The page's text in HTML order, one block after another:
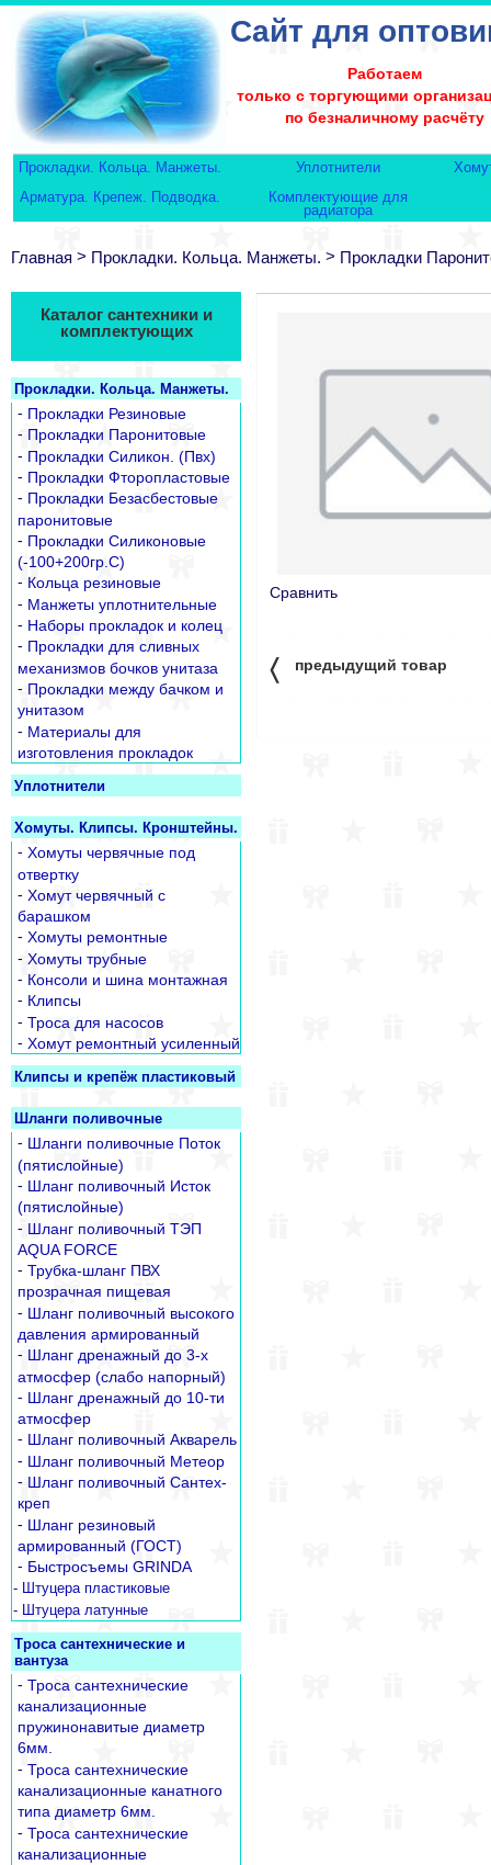
Сайт для
Работаем
только с торгующими
по безналичному расчёту
Прокладки. Кольца. Манжеты. Уплотнители
Арматура. Крепеж. Подводка.
Комплектующие для
радиатора
Главная > Прокладки. Кольца. Манжеты. > Прокладки
Сравнить
〈 предыдущий товар
Каталог сантехники и
комплектующих
Прокладки. Кольца. Манжеты.
- Прокладки Резиновые
- Прокладки Паронитовые
- Прокладки Силикон. (Пвх)
- Прокладки Фторопластовые
- Прокладки Безасбестовые
паронитовые
- Прокладки Силиконовые
(-100+200гр.С)
- Кольца резиновые
- Манжеты уплотнительные
- Наборы прокладок и колец
- Прокладки для сливных
механизмов бочков унитаза
- Прокладки между бачком и
унитазом
- Материалы для
изготовления прокладок
Уплотнители
Хомуты. Клипсы. Кронштейны.
- Хомуты червячные под
отвертку
- Хомут червячный с
барашком
- Хомуты ремонтные
- Хомуты трубные
- Консоли и шина монтажная
- Клипсы
- Троса для насосов
- Хомут ремонтный усиленный
Клипсы и крепёж пластиковый
Шланги поливочные
- Шланги поливочные Поток
(пятислойные)
- Шланг поливочный Исток
(пятислойные)
- Шланг поливочный ТЭП
AQUA FORCE
- Трубка-шланг ПВХ
прозрачная пищевая
- Шланг поливочный высокого
давления армированный
- Шланг дренажный до 3-х
атмосфер (слабо напорный)
- Шланг дренажный до 10-ти
атмосфер
- Шланг поливочный Акварель
- Шланг поливочный Метеор
- Шланг поливочный Сантех-
креп
- Шланг резиновый
армированный (ГОСТ)
- Быстросъемы GRINDA
- Штуцера пластиковые
- Штуцера латунные
Троса сантехнические и
вантуза
- Троса сантехнические
канализационные
пружинонавитые диаметр
6мм.
- Троса сантехнические
канализационные канатного
типа диаметр 6мм.
- Троса сантехнические
канализационные